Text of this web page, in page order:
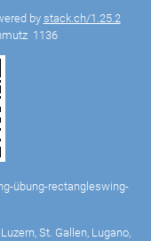
by stack.ch/1.25.2
1136
übung-rectangleswing-
St. Gallen, Lugano,